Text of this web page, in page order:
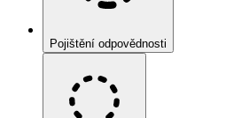
Pojištění odpovědnosti